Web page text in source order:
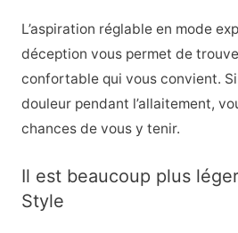
L’aspiration réglable en mode
déception vous permet de
confortable qui vous convient. Si
douleur pendant l’allaitement,
chances de vous y tenir.
Il est beaucoup plus
Style